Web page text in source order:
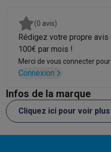
(0 avis)
Rédigez votre propre avis
100€ par mois !
Merci de vous connecter
Connexion
Infos de la marque
Cliquez ici pour voir